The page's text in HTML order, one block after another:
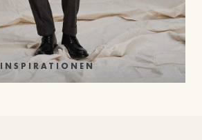
INSPIRATIONEN